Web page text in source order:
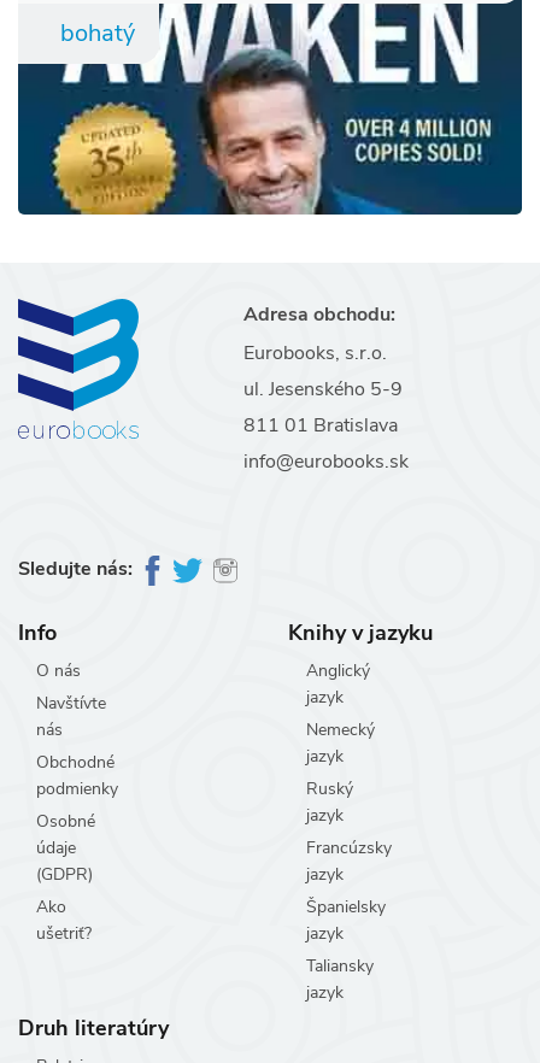
bohatý
Adresa obchodu:
Eurobooks, s.r.o.
ul. Jesenského 5-9
811 01 Bratislava
info@eurobooks.sk
Sledujte nás:
Info
O nás
Navštívte
nás
Obchodné
podmienky
Osobné
údaje
(GDPR)
Ako
ušetriť?
Knihy v jazyku
Anglický
jazyk
Nemecký
jazyk
Ruský
jazyk
Francúzsky
jazyk
Španielsky
jazyk
Taliansky
jazyk
Druh literatúry